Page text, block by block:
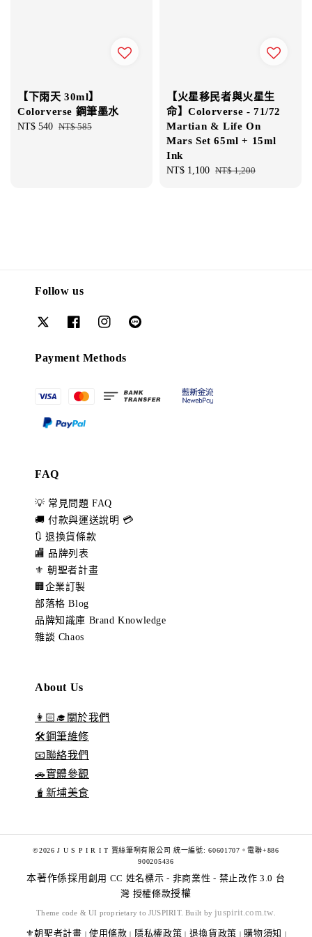
【下雨天 30ml】
Colorverse 鋼筆墨水
Sale
NT$ 540 Regular
NT$ 585
【火星移民者與火星生
命】Colorverse - 71/72
Martian & Life On
Mars Set 65ml + 15ml
Ink
Sale
NT$ 1,100 Regular
NT$ 1,200
Follow us
Payment Methods
FAQ
💡 常見問題 FAQ
🚚 付款與運送說明 💳
🔃 退換貨條款
🏬 品牌列表
⚜️ 朝聖者計畫
🏢企業訂製
部落格 Blog
品牌知識庫 Brand Knowledge
雜談 Chaos
About Us
👩🏻‍🎓關於我們
🛠️鋼筆維修
📧聯絡我們
🚗實體參觀
🧋新埔美食
©2026 J U S P I R I T 賈絲筆咧有限公司 統一編號: 60601707。電聯+886
900205436
本著作係採用 創用 CC 姓名標示 - 非商業性 - 禁止改作 3.0 台
灣 授權條款授權
Theme code & UI proprietary to JUSPIRIT. Built by juspirit.com.tw
⚜️朝聖者計畫 | 使用條款 | 隱私權政策 | 退換貨政策 | 購物須知 |